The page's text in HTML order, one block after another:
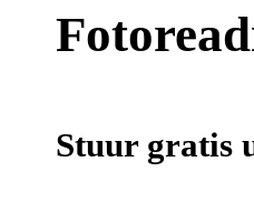
Stuur gratis